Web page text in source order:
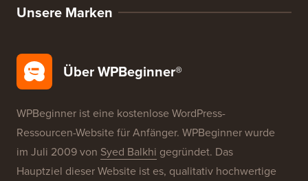
WordPress-SEO
Kostenlose Blog-Einrichtung
Unsere Marken